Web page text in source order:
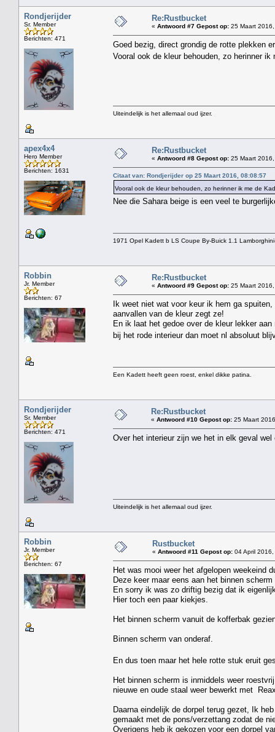
Rondjerijder
Sr. Member
Berichten: 471
Re:Rustbucket
« Antwoord #7 Gepost op: 25 Maart
Goed bezig, direct grondig de rotte plekken
Vooral ook de kleur behouden, zo herinner
Uiteindelijk is het allemaal oud ijzer.
apex4x4
Hero Member
Berichten: 1631
Re:Rustbucket
« Antwoord #8 Gepost op: 25 Maart
Citaat van: Rondjerijder op 25 Maart 2016, 08:08:57
Vooral ook de kleur behouden, zo herinner ik me de
Nee die Sahara beige is een veel te
1971 Opel Kadett b LS Coupe By-Buick 1.1
Robbin
Jr. Member
Berichten: 67
Re:Rustbucket
« Antwoord #9 Gepost op: 25 Maart
Ik weet niet wat voor keur ik hem ga
aanvallen van de kleur zegt ze!
En ik laat het gedoe over de kleur lekker
bij het rode interieur dan moet nl absoluut
Een Kadett heeft geen roest, enkel dikke patina.
Rondjerijder
Sr. Member
Berichten: 471
Re:Rustbucket
« Antwoord #10 Gepost op: 25 Maart
Over het interieur zijn we het in elk geval
Uiteindelijk is het allemaal oud ijzer.
Robbin
Jr. Member
Berichten: 67
Rustbucket
« Antwoord #11 Gepost op: 04 April
Het was mooi weer het afgelopen weekeind
Deze keer maar eens aan het binnen
En sorry ik was zo driftig bezig dat ik
Hier toch een paar kiekjes.
Het binnen scherm vanuit de kofferbak
Binnen scherm van onderaf.
En dus toen maar het hele rotte stuk eruit
Het binnen scherm is inmiddels weer
nieuwe en oude staal weer bewerkt met
Daarna eindelijk de dorpel terug gezet, Ik
gemaakt met de pons/verzettang zodat de
Overigens heb ik gekozen voor een dorpel